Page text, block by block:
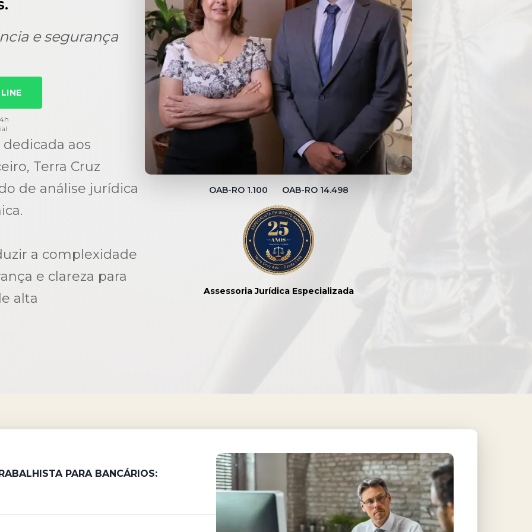
e segurança
aos
Terra Cruz
de análise jurídica
a complexidade
e clareza para
alta
OAB-RO 1.100 OAB-RO 14.498
Assessoria Jurídica Especializada
PARA BANCÁRIOS: